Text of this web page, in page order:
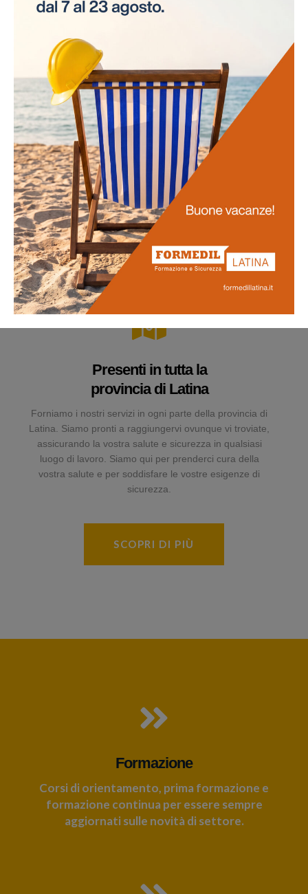
necessità di interruzioni per gli esami. Questo
approccio innovativo non solo risparmia tempo alle
Promozione
della salute
La salute dei lavoratori rappresenta il fulcro di questo
progetto. Favoriamo uno stile di vita salutare tra il
personale e sosteniamo attivamente la prevenzione
delle malattie professionali. Ci impegniamo
nell'obiettivo di potenziare la vostra salute e il vostro
benessere generale.
Presenti in tutta la
provincia di Latina
Forniamo i nostri servizi in ogni parte della provincia di
Latina. Siamo pronti a raggiungervi ovunque vi troviate,
assicurando la vostra salute e sicurezza in qualsiasi
luogo di lavoro. Siamo qui per prenderci cura della
vostra salute e per soddisfare le vostre esigenze di
sicurezza.
SCOPRI DI PIÙ
Formazione
Corsi di orientamento, prima formazione e
formazione continua per essere sempre
aggiornati sulle novità di settore.